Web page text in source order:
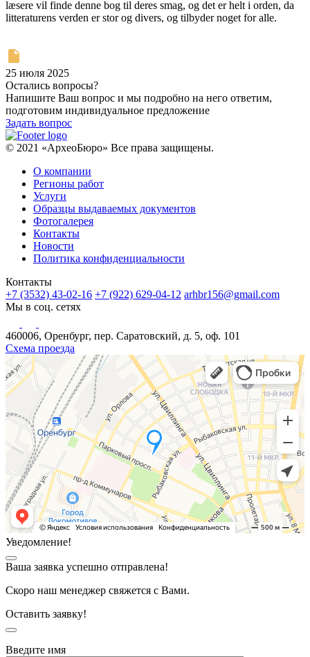
læsere vil finde denne bog til deres smag, og det er helt i orden, da
litteraturens verden er stor og divers, og tilbyder noget for alle.
25 июля 2025
Остались вопросы?
Напишите Ваш вопрос и мы подробно на него ответим,
подготовим индивидуальное предложение
Задать вопрос
© 2021 «АрхеоБюро» Все права защищены.
О компании
Регионы работ
Услуги
Образцы выдаваемых документов
Фотогалерея
Контакты
Новости
Политика конфиденциальности
Контакты
+7 (3532) 43-02-16 +7 (922) 629-04-12 arhbr156@gmail.com
Мы в соц. сетях
460006, Оренбург, пер. Саратовский, д. 5, оф. 101
Схема проезда
Уведомление!
Ваша заявка успешно отправлена!
Скоро наш менеджер свяжется с Вами.
Оставить заявку!
Введите имя